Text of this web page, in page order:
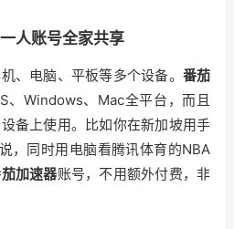
人账号全家共享
、电脑、平板等多个设备。 番茄
、Windows、Mac全平台，而且
备上使用。比如你在新加坡用手
，同时用电脑看腾讯体育的NBA
加速器账号，不用额外付费，非